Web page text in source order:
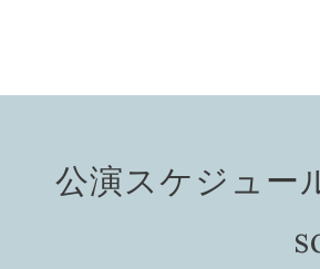
公演スケジュ